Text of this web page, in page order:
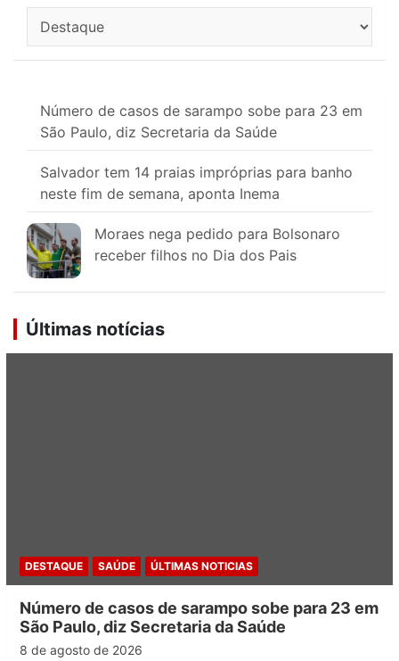
Número de casos de sarampo sobe para 23 em
São Paulo, diz Secretaria da Saúde
Salvador tem 14 praias impróprias para banho
neste fim de semana, aponta Inema
Moraes nega pedido para Bolsonaro
receber filhos no Dia dos Pais
Últimas notícias
DESTAQUE SAÚDE ÚLTIMAS NOTICIAS
Número de casos de sarampo sobe para 23 em
São Paulo, diz Secretaria da Saúde
8 de agosto de 2026